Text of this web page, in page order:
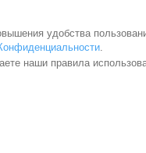
удобства
.
наши правила